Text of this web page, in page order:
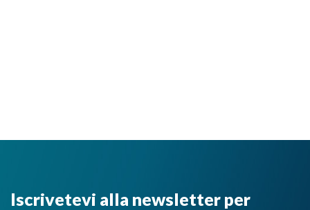
Iscrivetevi alla newsletter per